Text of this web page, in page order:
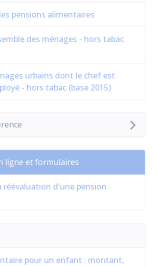
pensions alimentaires
des ménages - hors tabac
urbains dont le chef est
- hors tabac (base 2015)
ligne et formulaires
réévaluation d'une pension
pour un enfant : montant,